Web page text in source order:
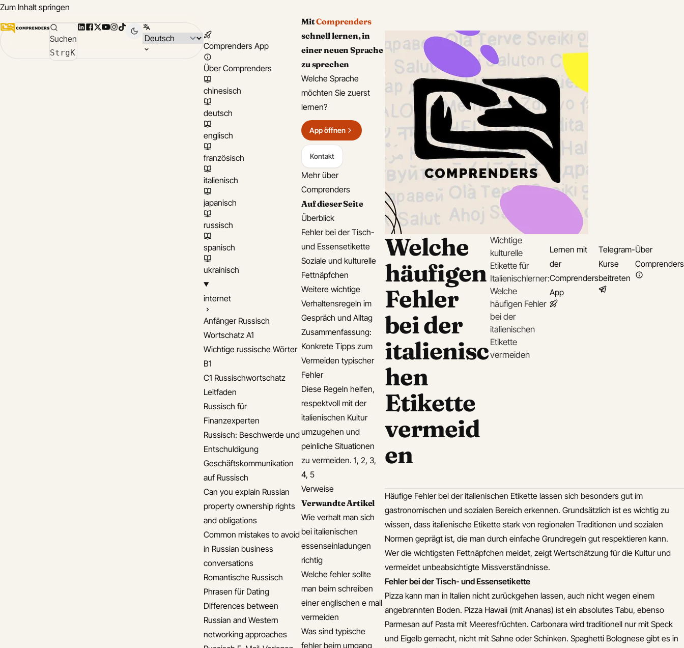
Zum Inhalt springen
Suchen
StrgK
LinkedIn
Facebook
X YouTube
Instagram
TikTok Sprache wählen
Comprenders App
Über Comprenders
chinesisch
deutsch
englisch
französisch
italienisch
japanisch
russisch
spanisch
ukrainisch
internet
Anfänger Russisch
Wortschatz A1
Wichtige russische Wörter
B1
C1 Russischwortschatz
Leitfaden
Russisch für
Finanzexperten
Russisch: Beschwerde und
Entschuldigung
Geschäftskommunikation
auf Russisch
Can you explain Russian
property ownership rights
and obligations
Common mistakes to avoid
in Russian business
conversations
Romantische Russisch
Phrasen für Dating
Differences between
Russian and Western
networking approaches
MitComprenders
schnell lernen, in
einer neuen Sprache
zu sprechen
Welche Sprache
möchten Sie zuerst
lernen?
App öffnen
Kontakt
Mehr über
Comprenders
Auf dieser Seite
Überblick
Fehler bei der Tisch-
und Essensetikette
Soziale und kulturelle
Fettnäpfchen
Weitere wichtige
Verhaltensregeln im
Gespräch und Alltag
Zusammenfassung:
Konkrete Tipps zum
Vermeiden typischer
Fehler
Diese Regeln helfen,
respektvoll mit der
italienischen Kultur
umzugehen und
peinliche Situationen
zu vermeiden. 1, 2, 3,
4, 5
Verweise
Verwandte Artikel
Wie verhalt man sich
bei italienischen
essenseinladungen
richtig
Welche fehler sollte
man beim schreiben
einer englischen e mail
vermeiden
Was sind typische
fehler beim umgang
Welche
häufigen
Fehler
bei der
italienisc
hen
Etikette
vermeid
en
Wichtige
kulturelle
Etikette für
Italienischlerner:
Welche
häufigen Fehler
bei der
italienischen
Etikette
vermeiden
Lernen mit
der
Comprenders
App
Telegram-
Kurse
beitreten
Über
Comprenders
Häufige Fehler bei der italienischen Etikette lassen sich besonders gut im
gastronomischen und sozialen Bereich erkennen. Grundsätzlich ist es wichtig zu
wissen, dass italienische Etikette stark von regionalen Traditionen und sozialen
Normen geprägt ist, die man durch einfache Grundregeln gut respektieren kann.
Wer die wichtigsten Fettnäpfchen meidet, zeigt Wertschätzung für die Kultur und
vermeidet unbeabsichtigte Missverständnisse.
Fehler bei der Tisch- und Essensetikette
Pizza kann man in Italien nicht zurückgehen lassen, auch nicht wegen einem
angebrannten Boden. Pizza Hawaii (mit Ananas) ist ein absolutes Tabu, ebenso
Parmesan auf Pasta mit Meeresfrüchten. Carbonara wird traditionell nur mit Speck
und Eigelb gemacht, nicht mit Sahne oder Schinken. Spaghetti Bolognese gibt es in